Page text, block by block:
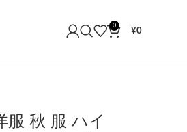
0
¥0
秋 服 ハイ